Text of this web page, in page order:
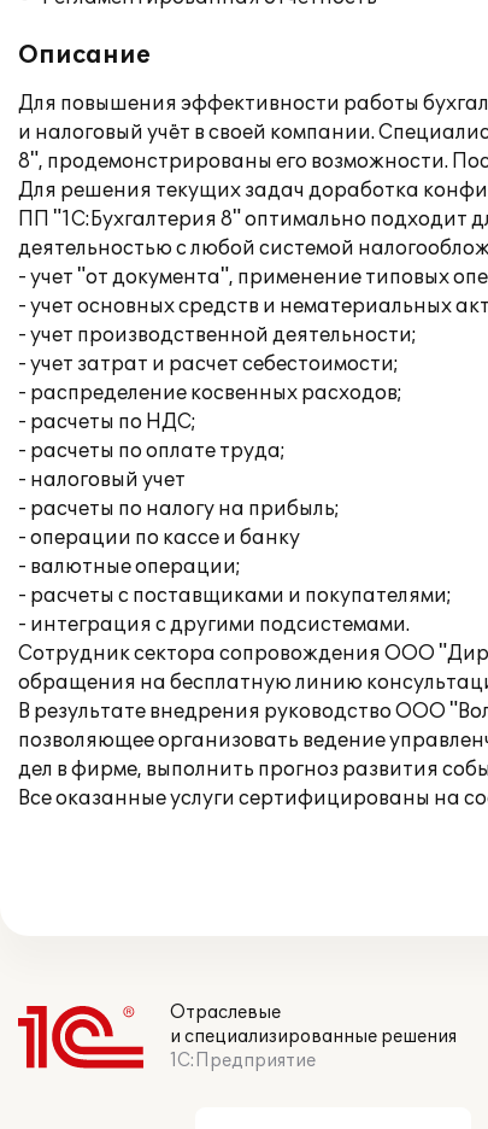
Описание
Для повышения эффективности работы
и налоговый учёт в своей компании.
8", продемонстрированы его возможности.
Для решения текущих задач доработка
ПП "1C:Бухгалтерия 8" оптимально подходит
деятельностью с любой системой
- учет "от документа", применение типовых
- учет основных средств и нематериальных
- учет производственной деятельности;
- учет затрат и расчет себестоимости;
- распределение косвенных расходов;
- расчеты по НДС;
- расчеты по оплате труда;
- налоговый учет
- расчеты по налогу на прибыль;
- операции по кассе и банку
- валютные операции;
- расчеты с поставщиками и покупателями;
- интеграция с другими подсистемами.
Сотрудник сектора сопровождения ООО
обращения на бесплатную линию
В результате внедрения руководство ООО
позволяющее организовать ведение
дел в фирме, выполнить прогноз развития
Все оказанные услуги сертифицированы на
Отраслевые
и специализированные решения
1С:Предприятие